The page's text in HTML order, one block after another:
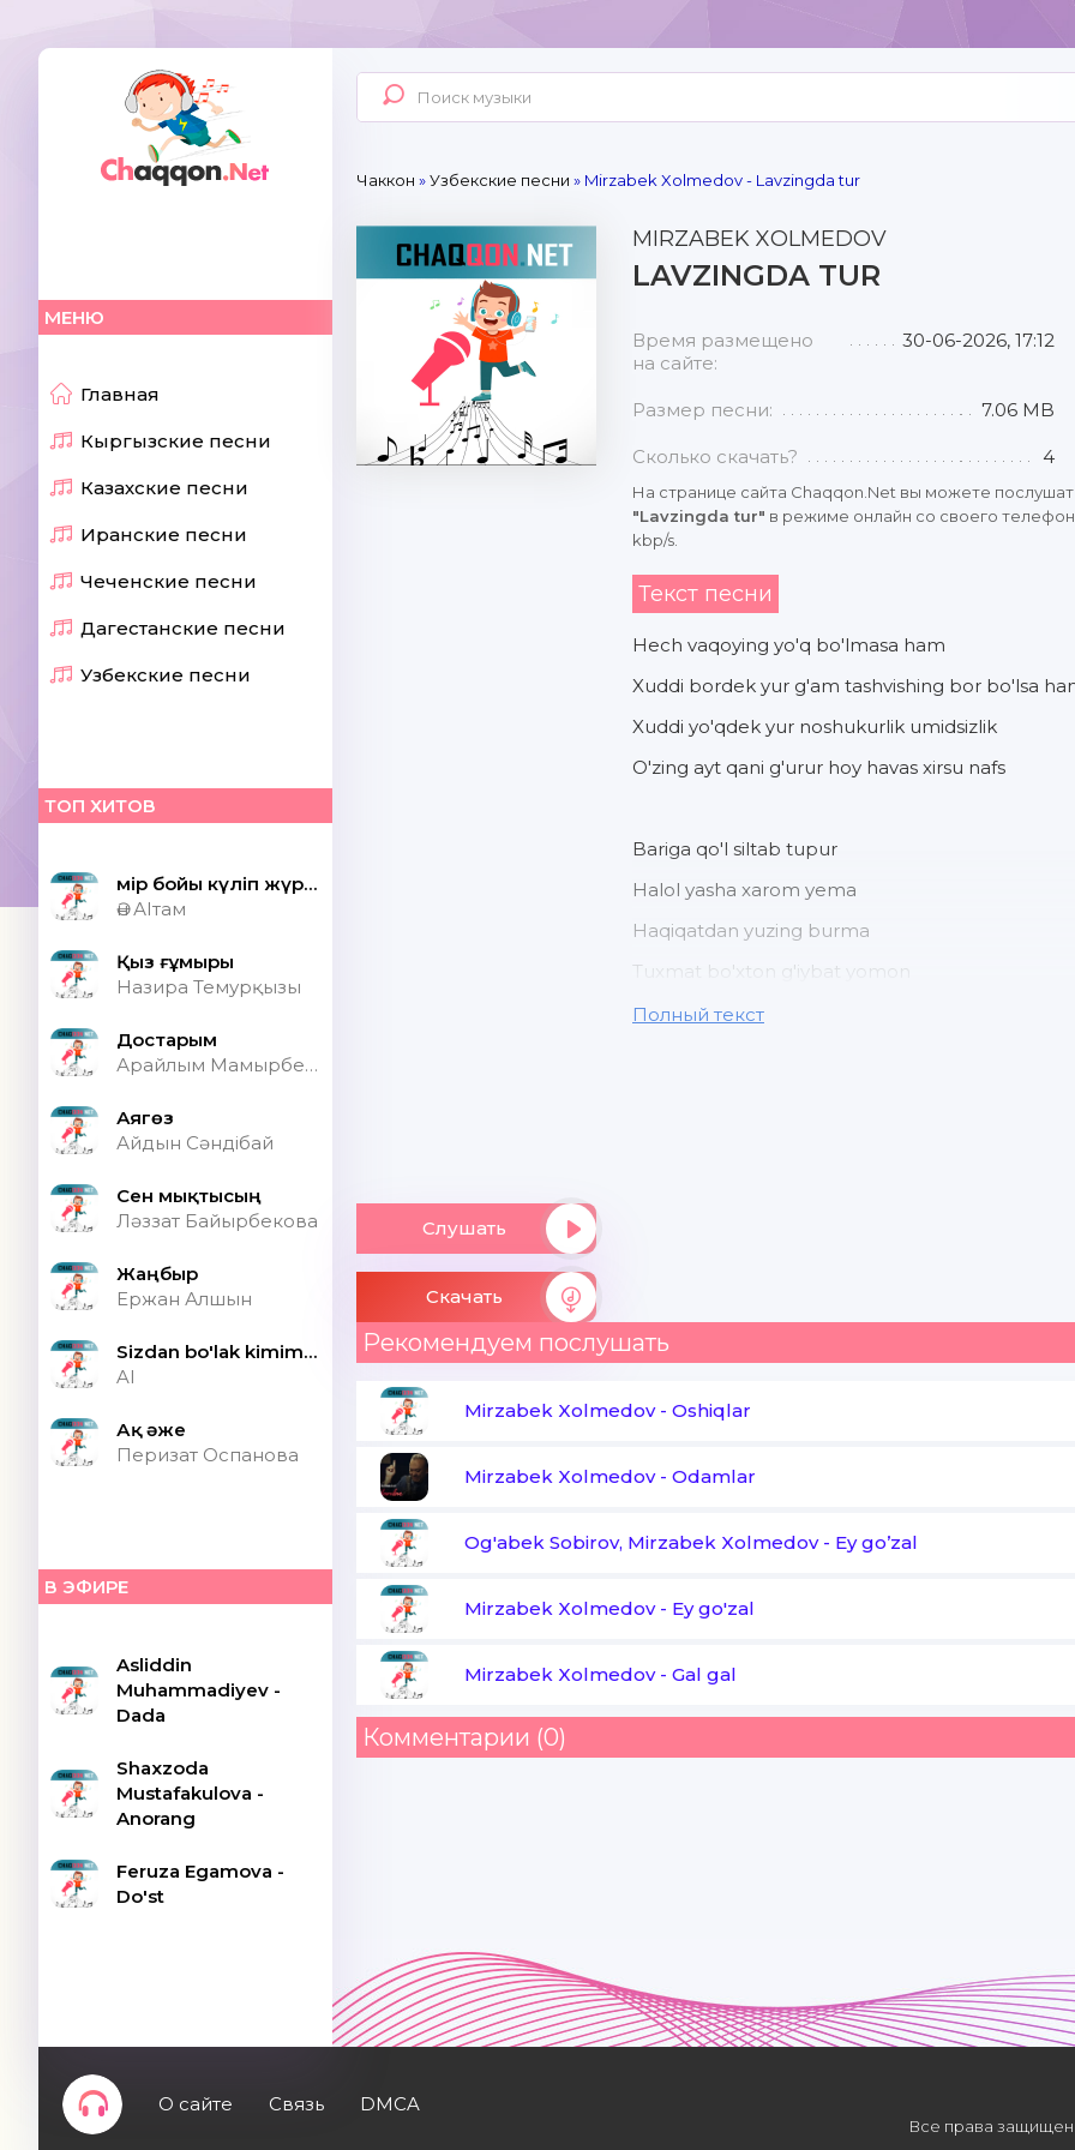
МЕНЮ
Главная
Кыргызские песни
Казахские песни
Иранские песни
Чеченские песни
Дагестанские песни
Узбекские песни
ТОП ХИТОВ
Өмір бойы күліп жүрсек шіркін ай
Ән АІтам
Қыз ғұмыры
Назира Темурқызы
Достарым
Арайлым Мамырбекқызы
Аягөз
Айдын Сәндібай
Сен мықтысың
Ләззат Байырбекова
Жаңбыр
Ержан Алшын
Sizdan bo'lak kimim bor ONA (Speed up)
AI
Ақ әже
Перизат Оспанова
В ЭФИРЕ
Asliddin
Muhammadiyev -
Dada
Shaxzoda
Mustafakulova -
Anorang
Feruza Egamova -
Do'st
Чаккон »Узбекские песни » Mirzabek Xolmedov - Lavzingda tur
Слушать
Скачать
MIRZABEK XOLMEDOV
LAVZINGDA TUR
Время размещено
на сайте:
30-06-2026, 17:12
Размер песни: 7.06 MB
Сколько скачать? 4
На странице сайта Chaqqon.Net вы можете
"Lavzingda tur" в режиме онлайн со своего
kbp/s.
Текст песни
Hech vaqoying yo'q bo'lmasa ham
Xuddi bordek yur g'am tashvishing bor bo'lsa
Xuddi yo'qdek yur noshukurlik umidsizlik
O'zing ayt qani g'urur hoy havas xirsu nafs
Bariga qo'l siltab tupur
Halol yasha xarom yema
Haqiqatdan yuzing burma
Tuxmat bo'xton g'iybat yomon
Lafzda tur
Xizmat doirasidan chiqsang ham
Topilar do'st
Полный текст
Рекомендуем послушать
Mirzabek Xolmedov- Oshiqlar
Mirzabek Xolmedov- Odamlar
Og'abek Sobirov, Mirzabek Xolmedov- Ey go’zal
Mirzabek Xolmedov- Ey go'zal
Mirzabek Xolmedov- Gal gal
Комментарии (0)
О сайте Связь DMCA
Все права